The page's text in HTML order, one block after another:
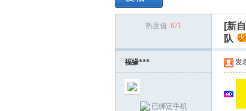
›
热度值: 671 [新
队
福缘***
已绑定手机
发